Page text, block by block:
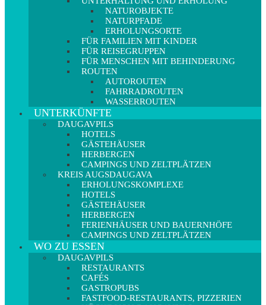
NATUROBJEKTE
NATURPFADE
ERHOLUNGSORTE
FÜR FAMILIEN MIT KINDER
FÜR REISEGRUPPEN
FÜR MENSCHEN MIT BEHINDERUNG
ROUTEN
AUTOROUTEN
FAHRRADROUTEN
WASSERROUTEN
UNTERKÜNFTE
DAUGAVPILS
HOTELS
GÄSTEHÄUSER
HERBERGEN
CAMPINGS UND ZELTPLÄTZEN
KREIS AUGSDAUGAVA
ERHOLUNGSKOMPLEXE
HOTELS
GÄSTEHÄUSER
HERBERGEN
FERIENHÄUSER UND BAUERNHÖFE
CAMPINGS UND ZELTPLÄTZEN
WO ZU ESSEN
DAUGAVPILS
RESTAURANTS
CAFÉS
GASTROPUBS
FASTFOOD-RESTAURANTS, PIZZERIEN